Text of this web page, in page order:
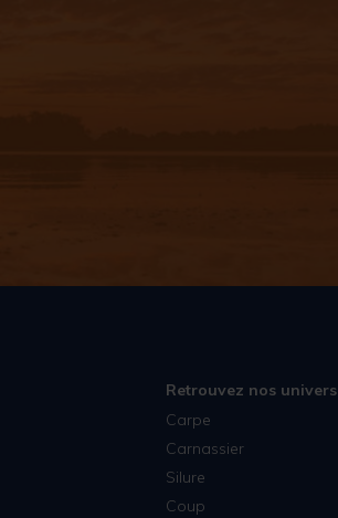
Retrouvez nos univers
Carpe
Carnassier
Silure
Coup